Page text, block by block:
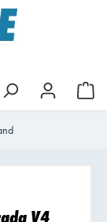
V4